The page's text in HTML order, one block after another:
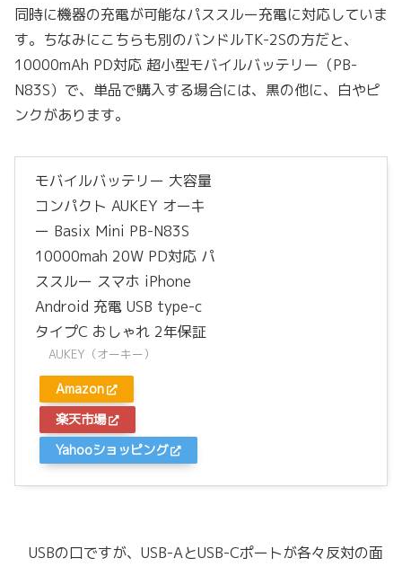
同時に機器の充電が可能なパススルー充電に対応していま
す。ちなみにこちらも別のバンドルTK-2Sの方だと、
10000mAh PD対応 超小型モバイルバッテリー（PB-
N83S）で、単品で購入する場合には、黒の他に、白やピ
ンクがあります。
モバイルバッテリー 大容量
コンパクト AUKEY オーキ
ー Basix Mini PB-N83S
10000mah 20W PD対応 パ
ススルー スマホ iPhone
Android 充電 USB type-c
タイプC おしゃれ 2年保証
AUKEY（オーキー）
Amazon
楽天市場
Yahooショッピング
USBの口ですが、USB-AとUSB-Cポートが各々反対の面